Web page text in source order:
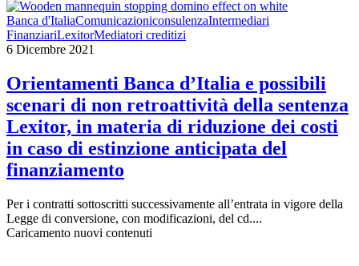
Banca d'ItaliaComunicazioniconsulenzaIntermediari
FinanziariLexitorMediatori creditizi
6 Dicembre 2021
Orientamenti Banca d’Italia e possibili
scenari di non retroattività della sentenza
Lexitor, in materia di riduzione dei costi
in caso di estinzione anticipata del
finanziamento
Per i contratti sottoscritti successivamente all’entrata in vigore della
Legge di conversione, con modificazioni, del cd....
Caricamento nuovi contenuti